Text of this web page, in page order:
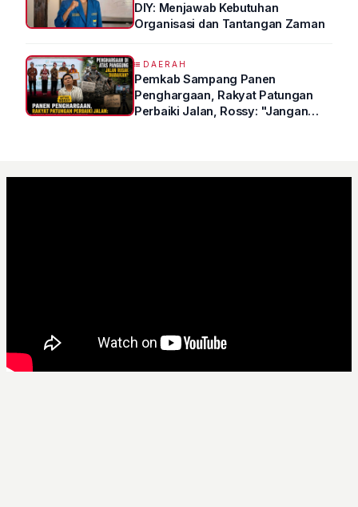
DIY: Menjawab Kebutuhan
Organisasi dan Tantangan Zaman
DAERAH
Pemkab Sampang Panen
Penghargaan, Rakyat Patungan
Perbaiki Jalan, Rossy: "Jangan